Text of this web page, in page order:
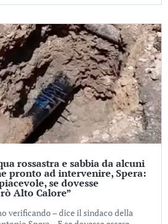
rossastra e sabbia da alcuni
pronto ad intervenire, Spera:
se dovesse
Alto Calore”
verificando – dice il sindaco della